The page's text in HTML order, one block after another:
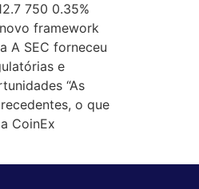
750 0.35%
framework
A SEC forneceu
e
“As
o que
CoinEx